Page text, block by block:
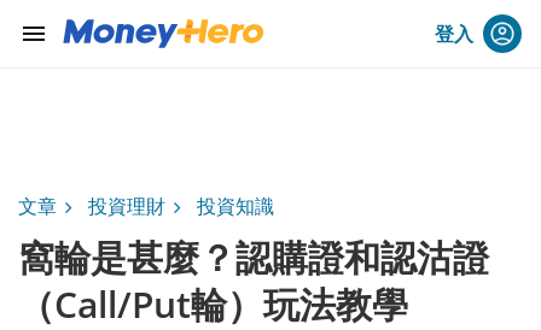
menu 登入
文章 投資理財 投資知識
窩輪是甚麼？認購證和認沽證
（Call/Put輪）玩法教學